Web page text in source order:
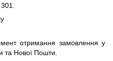
отримання замовлення у
та Нової Пошти.